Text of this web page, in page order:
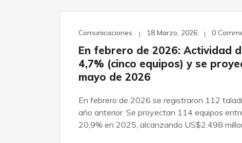
Comunicaciones 18 Marzo, 2026 0
En febrero de 2026: Actividad
4,7% (cinco equipos) y se
mayo de 2026
En febrero de 2026 se registraron 112
año anterior. Se proyectan 114 equipos
20,9% en 2025, alcanzando US$2.498